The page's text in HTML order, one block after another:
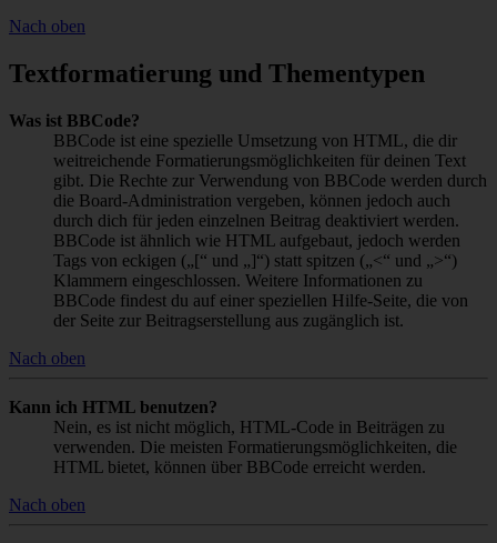
Nach oben
Textformatierung und Thementypen
Was ist BBCode?
BBCode ist eine spezielle Umsetzung von HTML, die dir
weitreichende Formatierungsmöglichkeiten für deinen Text
gibt. Die Rechte zur Verwendung von BBCode werden durch
die Board-Administration vergeben, können jedoch auch
durch dich für jeden einzelnen Beitrag deaktiviert werden.
BBCode ist ähnlich wie HTML aufgebaut, jedoch werden
Tags von eckigen („[“ und „]“) statt spitzen („<“ und „>“)
Klammern eingeschlossen. Weitere Informationen zu
BBCode findest du auf einer speziellen Hilfe-Seite, die von
der Seite zur Beitragserstellung aus zugänglich ist.
Nach oben
Kann ich HTML benutzen?
Nein, es ist nicht möglich, HTML-Code in Beiträgen zu
verwenden. Die meisten Formatierungsmöglichkeiten, die
HTML bietet, können über BBCode erreicht werden.
Nach oben